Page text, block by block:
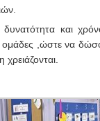
δυνατότητα και
ομάδες ,ώστε να